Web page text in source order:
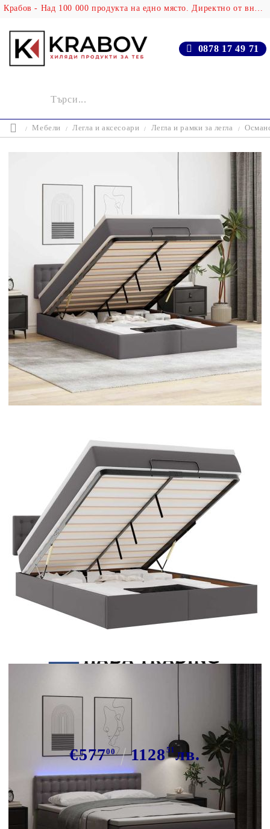
Крабов - Над 100 000 продукта на едно място. Директно от вносителя!
0878 17 49 71
Мебели Легла и аксесоари Легла и рамки за легла
Сподели Tweet
Османска легло с матраци&LED,
сиво, 140x200 см, изкуствена кожа
€57700 112851лв.
В наличност: 13 бр.
Време за доставка: 5 до 9 дни